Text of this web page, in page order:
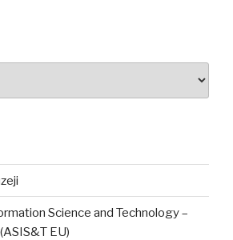
Science and Technology –
EU)